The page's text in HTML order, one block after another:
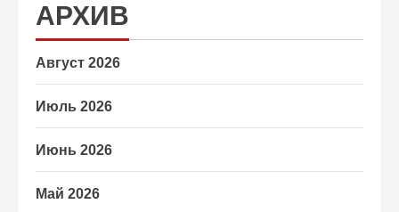
АРХИВ
Август 2026
Июль 2026
Июнь 2026
Май 2026